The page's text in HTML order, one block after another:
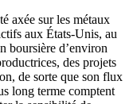
axée sur les métaux
aux États-Unis, au
boursière d’environ
des projets
de sorte que son flux
long terme comptent